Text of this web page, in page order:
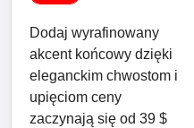
Dodaj wyrafinowany
akcent końcowy dzięki
eleganckim chwostom i
upięciom ceny
zaczynają się od 39 $